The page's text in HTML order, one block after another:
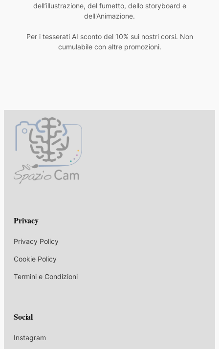
dell’illustrazione, del fumetto, dello storyboard e
dell'Animazione.
Per i tesserati AI sconto del 10% sui nostri corsi. Non
cumulabile con altre promozioni.
Privacy
Privacy Policy
Cookie Policy
Termini e Condizioni
Social
Instagram